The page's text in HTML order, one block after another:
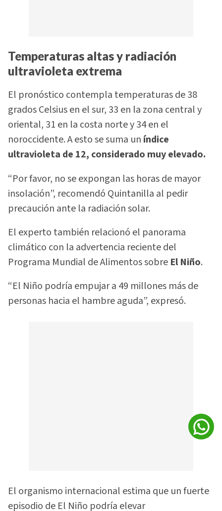
Temperaturas altas y radiación
ultravioleta extrema
El pronóstico contempla temperaturas de 38
grados Celsius en el sur, 33 en la zona central y
oriental, 31 en la costa norte y 34 en el
noroccidente. A esto se suma un índice
ultravioleta de 12, considerado muy elevado.
“Por favor, no se expongan las horas de mayor
insolación”, recomendó Quintanilla al pedir
precaución ante la radiación solar.
El experto también relacionó el panorama
climático con la advertencia reciente del
Programa Mundial de Alimentos sobre El Niño.
“El Niño podría empujar a 49 millones más de
personas hacia el hambre aguda”, expresó.
El organismo internacional estima que un fuerte
episodio de El Niño podría elevar